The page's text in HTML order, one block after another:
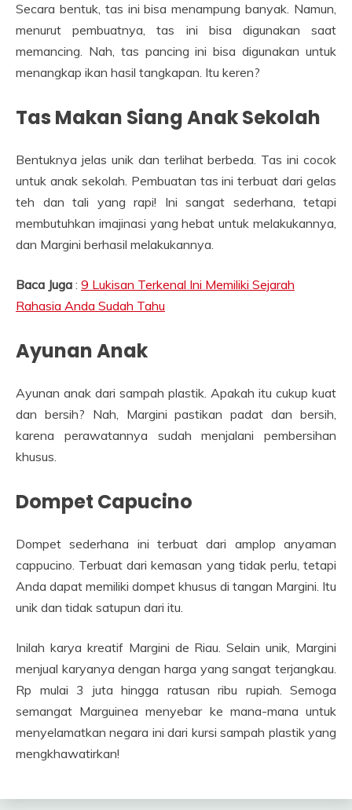
Secara bentuk, tas ini bisa menampung banyak. Namun,
menurut pembuatnya, tas ini bisa digunakan saat
memancing. Nah, tas pancing ini bisa digunakan untuk
menangkap ikan hasil tangkapan. Itu keren?
Tas Makan Siang Anak Sekolah
Bentuknya jelas unik dan terlihat berbeda. Tas ini cocok
untuk anak sekolah. Pembuatan tas ini terbuat dari gelas
teh dan tali yang rapi! Ini sangat sederhana, tetapi
membutuhkan imajinasi yang hebat untuk melakukannya,
dan Margini berhasil melakukannya.
Baca Juga : 9 Lukisan Terkenal Ini Memiliki Sejarah
Rahasia Anda Sudah Tahu
Ayunan Anak
Ayunan anak dari sampah plastik. Apakah itu cukup kuat
dan bersih? Nah, Margini pastikan padat dan bersih,
karena perawatannya sudah menjalani pembersihan
khusus.
Dompet Capucino
Dompet sederhana ini terbuat dari amplop anyaman
cappucino. Terbuat dari kemasan yang tidak perlu, tetapi
Anda dapat memiliki dompet khusus di tangan Margini. Itu
unik dan tidak satupun dari itu.
Inilah karya kreatif Margini de Riau. Selain unik, Margini
menjual karyanya dengan harga yang sangat terjangkau.
Rp mulai 3 juta hingga ratusan ribu rupiah. Semoga
semangat Marguinea menyebar ke mana-mana untuk
menyelamatkan negara ini dari kursi sampah plastik yang
mengkhawatirkan!